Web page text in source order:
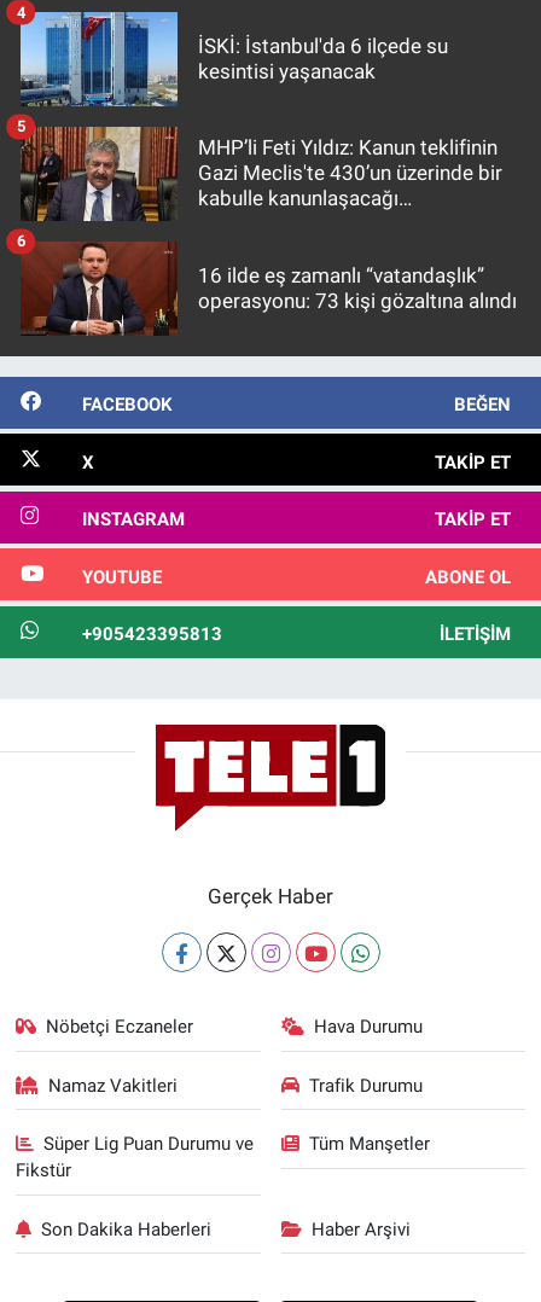
İSKİ: İstanbul'da 6 ilçede su
kesintisi yaşanacak
4
MHP’li Feti Yıldız: Kanun teklifinin
Gazi Meclis'te 430’un üzerinde bir
kabulle kanunlaşacağı
5
16 ilde eş zamanlı “vatandaşlık”
operasyonu: 73 kişi gözaltına alındı
6
FACEBOOK BEĞEN
X TAKIP ET
INSTAGRAM TAKIP ET
YOUTUBE ABONE OL
+905423395813 İLETIŞIM
Gerçek Haber
Nöbetçi Eczaneler Hava Durumu
Namaz Vakitleri Trafik Durumu
Süper Lig Puan Durumu ve
Fikstür
Tüm Manşetler
Son Dakika Haberleri Haber Arşivi